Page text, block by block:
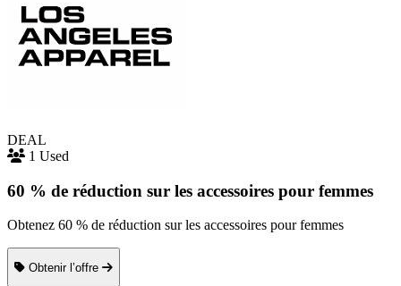
DEAL
1 Used
60 % de réduction sur les accessoires pour femmes
Obtenez 60 % de réduction sur les accessoires pour femmes
Obtenir l’offre